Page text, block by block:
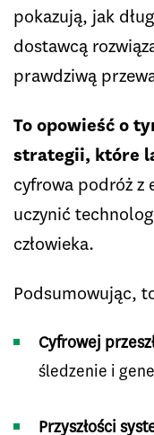
pokazują, jak
dostawcą
prawdziwą
To opowieść o
strategii, które
cyfrowa podróż
uczynić
człowieka.
Podsumowując,
Cyfrowej
śledzenie i
Przyszłości